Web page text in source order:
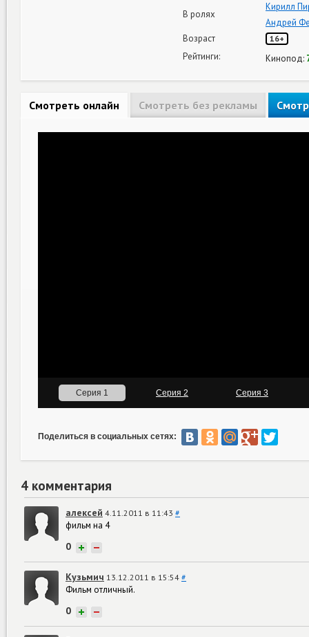
В ролях
Кирилл
Андрей
Возраст
16+
Рейтинги: Кинопод:
Смотреть онлайн Смотреть без рекламы
Поделиться в социальных сетях:
4 комментария
алексей 4.11.2011 в 11:43 #
фильм на 4
0 + −
Кузьмич 13.12.2011 в 15:54 #
Фильм отличный.
0 + −